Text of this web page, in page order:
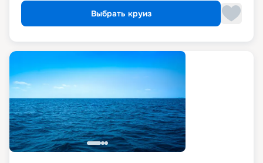
Выбрать круиз